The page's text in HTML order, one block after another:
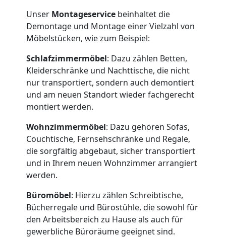
Unser Montageservice beinhaltet die
Demontage und Montage einer Vielzahl von
Möbelstücken, wie zum Beispiel:
Schlafzimmermöbel: Dazu zählen Betten,
Kleiderschränke und Nachttische, die nicht
nur transportiert, sondern auch demontiert
und am neuen Standort wieder fachgerecht
montiert werden.
Wohnzimmermöbel: Dazu gehören Sofas,
Couchtische, Fernsehschränke und Regale,
die sorgfältig abgebaut, sicher transportiert
und in Ihrem neuen Wohnzimmer arrangiert
werden.
Büromöbel: Hierzu zählen Schreibtische,
Bücherregale und Bürostühle, die sowohl für
den Arbeitsbereich zu Hause als auch für
gewerbliche Büroräume geeignet sind.
Umzugshelfer
Dornbirn
Möbeltaxi
Dornbirn